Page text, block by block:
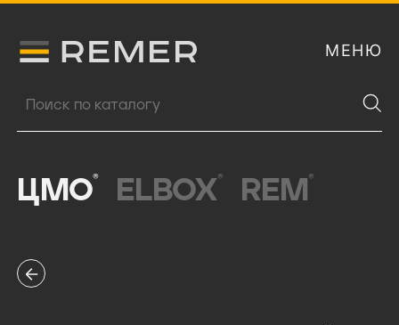
Логитип компании Remer МЕНЮ
Поиск продукции
ЦМО® ELBOX® REM ®